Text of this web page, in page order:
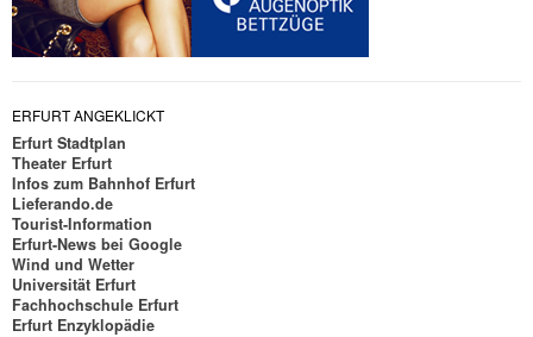
ERFURT ANGEKLICKT
Erfurt Stadtplan
Theater Erfurt
Infos zum Bahnhof Erfurt
Lieferando.de
Tourist-Information
Erfurt-News bei Google
Wind und Wetter
Universität Erfurt
Fachhochschule Erfurt
Erfurt Enzyklopädie